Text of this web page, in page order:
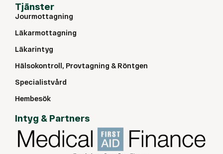
Tjänster
Jourmottagning
Läkarmottagning
Läkarintyg
Hälsokontroll, Provtagning & Röntgen
Specialistvård
Hembesök
Intyg & Partners